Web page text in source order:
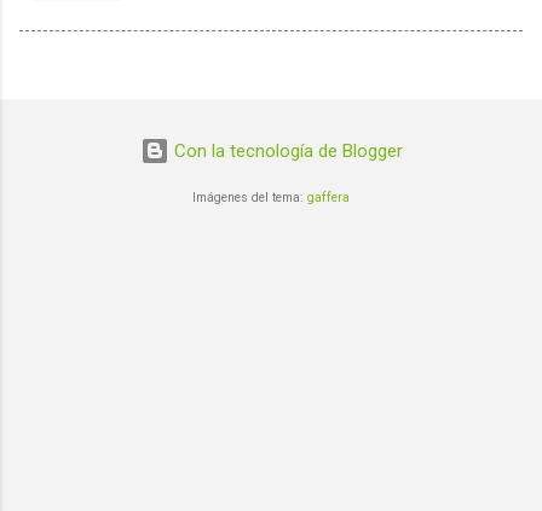
Con la tecnología de Blogger
Imágenes del tema: gaffera